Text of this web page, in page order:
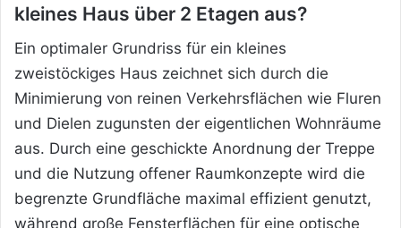
kleines Haus über 2 Etagen aus?
Ein optimaler Grundriss für ein kleines
zweistöckiges Haus zeichnet sich durch die
Minimierung von reinen Verkehrsflächen wie Fluren
und Dielen zugunsten der eigentlichen Wohnräume
aus. Durch eine geschickte Anordnung der Treppe
und die Nutzung offener Raumkonzepte wird die
begrenzte Grundfläche maximal effizient genutzt,
während große Fensterflächen für eine optische